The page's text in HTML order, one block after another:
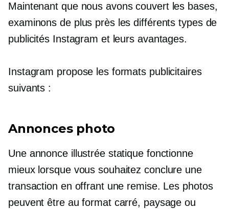
Maintenant que nous avons couvert les bases,
examinons de plus près les différents types de
publicités Instagram et leurs avantages.
Instagram propose les formats publicitaires
suivants :
Annonces photo
Une annonce illustrée statique fonctionne
mieux lorsque vous souhaitez conclure une
transaction en offrant une remise. Les photos
peuvent être au format carré, paysage ou